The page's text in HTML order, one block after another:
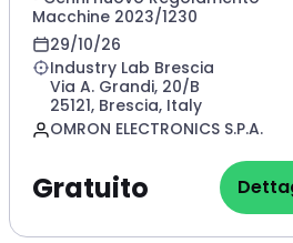
Macchine 2023/1230
• Performance Level e
secondo EN ISO 13849-1:2023
• Dispositivi optoelettronici di
protezione e di distanza di
secondo EN ISO 13855:2024
• Gestione dei ripari secondo EN
29/10/26
Industry Lab Brescia
Via A. Grandi, 20/B
25121, Brescia, Italy
OMRON ELECTRONICS S.P.A.
Gratuito